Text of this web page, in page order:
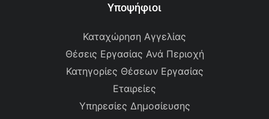
Υποψήφιοι
Καταχώρηση Αγγελίας
Θέσεις Εργασίας Ανά Περιοχή
Κατηγορίες Θέσεων Εργασίας
Εταιρείες
Υπηρεσίες Δημοσίευσης